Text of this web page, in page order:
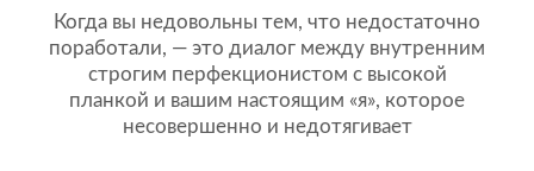
Когда вы недовольны тем, что недостаточно
поработали, — это диалог между внутренним
строгим перфекционистом с высокой
планкой и вашим настоящим «я», которое
несовершенно и недотягивает